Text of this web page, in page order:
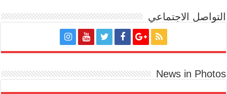
التواصل الاجتماعي
News in Photos